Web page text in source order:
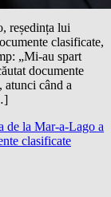
reședința lui
clasificate,
„Mi-au spart
documente
atunci când a
de la Mar-a-Lago a
clasificate